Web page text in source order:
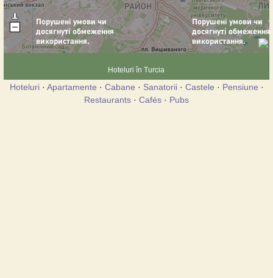
Hoteluri în Turcia
Hoteluri· Apartamente · Cabane · Sanatorii· Castele · Pensiune ·
Restaurants · Cafés · Pubs